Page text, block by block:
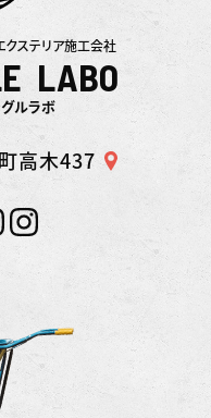
クステリア施工会社
LABO
グルラボ
高木437